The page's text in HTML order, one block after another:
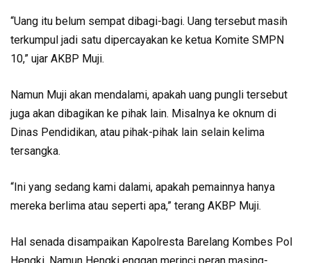
“Uang itu belum sempat dibagi-bagi. Uang tersebut masih
terkumpul jadi satu dipercayakan ke ketua Komite SMPN
10,” ujar AKBP Muji.
Namun Muji akan mendalami, apakah uang pungli tersebut
juga akan dibagikan ke pihak lain. Misalnya ke oknum di
Dinas Pendidikan, atau pihak-pihak lain selain kelima
tersangka.
“Ini yang sedang kami dalami, apakah pemainnya hanya
mereka berlima atau seperti apa,” terang AKBP Muji.
Hal senada disampaikan Kapolresta Barelang Kombes Pol